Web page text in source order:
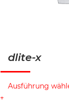
dlite-x
Ausführung